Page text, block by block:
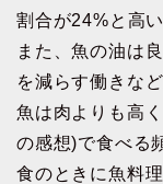
割合が24%と高い
また、魚の油は
を減らす働きな
魚は肉よりも高
の感想)で食べる
食のときに魚料